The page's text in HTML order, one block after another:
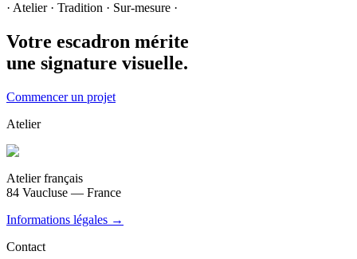
· Atelier · Tradition · Sur-mesure ·
Votre escadron mérite
une signature visuelle.
Commencer un projet
Atelier
Atelier français
84 Vaucluse — France
Informations légales →
Contact